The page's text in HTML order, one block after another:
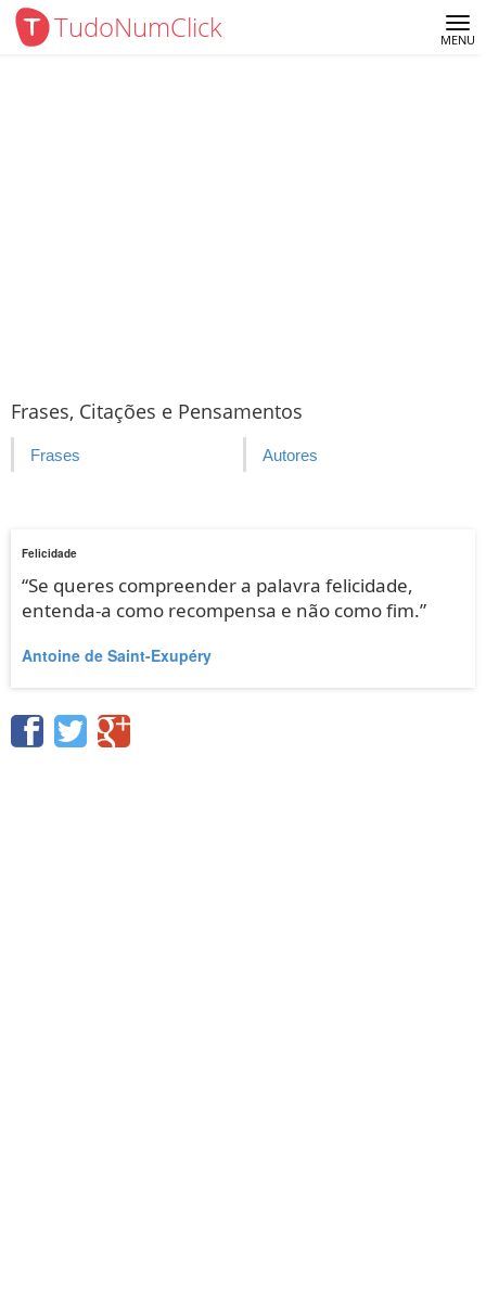
TudoNumClick MENU
Frases, Citações e Pensamentos
Frases Autores
Felicidade
“Se queres compreender a palavra felicidade,
entenda-a como recompensa e não como fim.”
Antoine de Saint-Exupéry